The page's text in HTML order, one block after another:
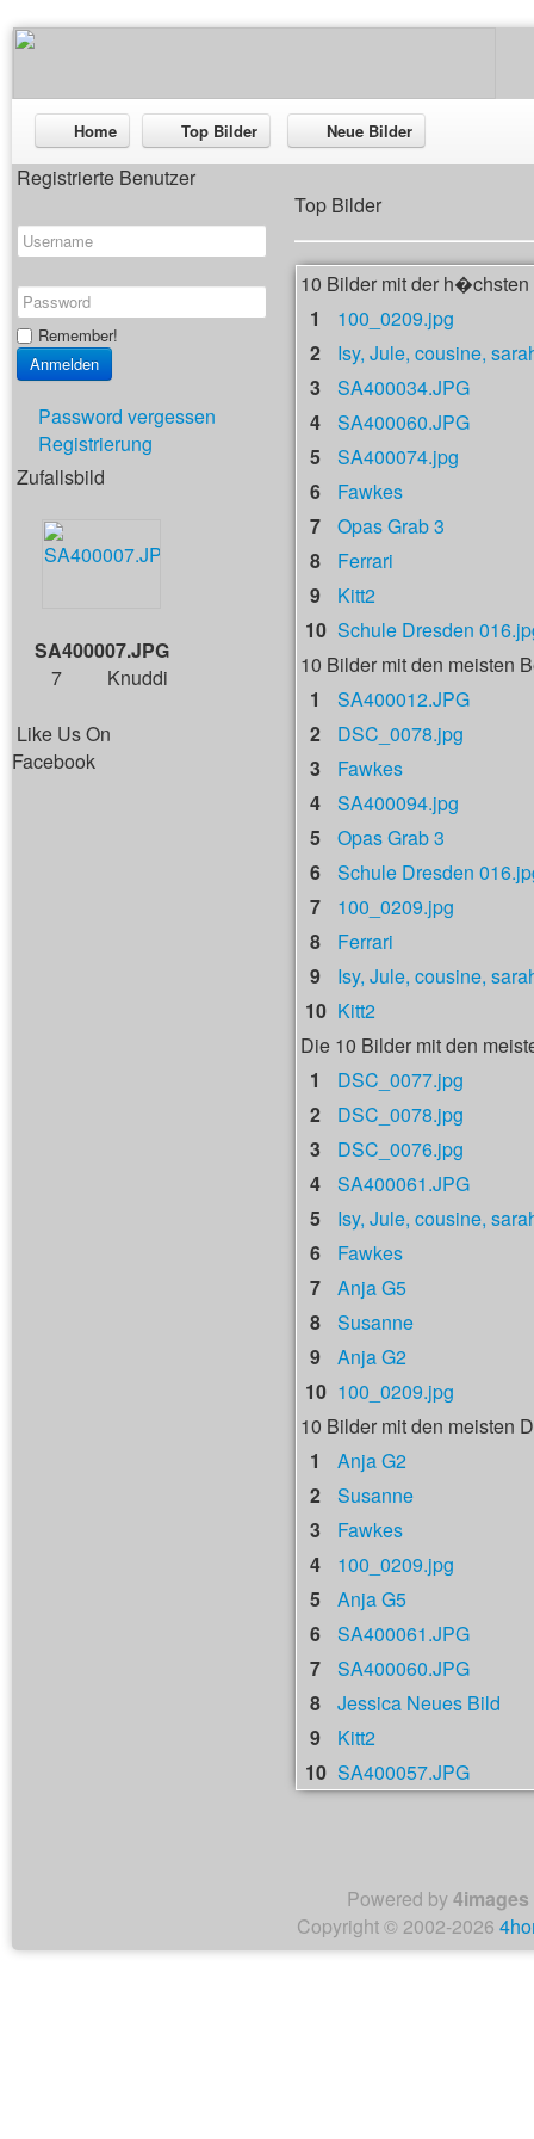
Home Top Bilder Neue Bilder
Registrierte Benutzer
Remember!
Password vergessen
Registrierung
Zufallsbild
SA400007.JPG
7
Knuddi
Like Us On
Facebook
Top Bilder
10 Bilder mit der
1
100_0209.jpg
2
Isy, Jule, cousine,
3
SA400034.JPG
4
SA400060.JPG
5
SA400074.jpg
6
Fawkes
7
Opas Grab 3
8
Ferrari
9
Kitt2
10 Schule Dresden
10 Bilder mit den meisten
1
SA400012.JPG
2
DSC_0078.jpg
3
Fawkes
4
SA400094.jpg
5
Opas Grab 3
6
Schule Dresden
7
100_0209.jpg
8
Ferrari
9
Isy, Jule, cousine,
10 Kitt2
Die 10 Bilder mit den
1
DSC_0077.jpg
2
DSC_0078.jpg
3
DSC_0076.jpg
4
SA400061.JPG
5
Isy, Jule, cousine,
6
Fawkes
7
Anja G5
8
Susanne
9
Anja G2
10 100_0209.jpg
10 Bilder mit den meisten
1
Anja G2
2
Susanne
3
Fawkes
4
100_0209.jpg
5
Anja G5
6
SA400061.JPG
7
SA400060.JPG
8
Jessica Neues Bild
9
Kitt2
10 SA400057.JPG
Powered by4images
Copyright © 2002-2026